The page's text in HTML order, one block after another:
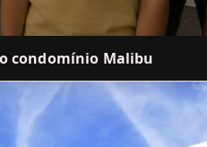
condomínio Malibu